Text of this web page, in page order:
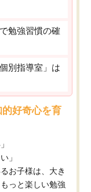
勉強習慣の確
別指導室」は
好奇心を育
」
お子様は、大き
っと楽しい勉強